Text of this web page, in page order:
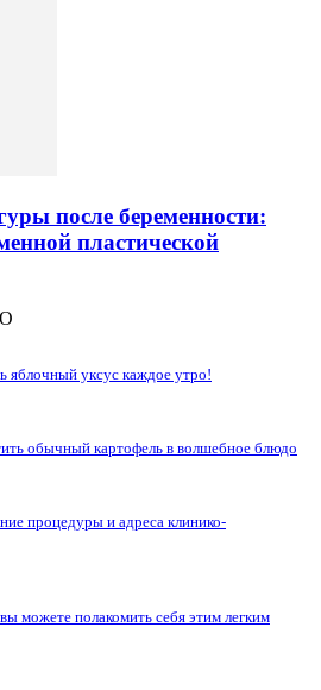
после беременности:
пластической
яблочный уксус каждое утро!
обычный картофель в волшебное блюдо
процедуры и адреса клинико-
можете полакомить себя этим легким